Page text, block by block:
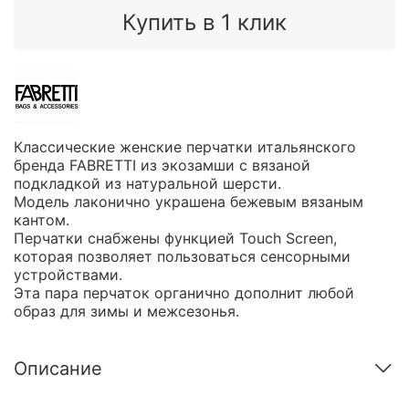
Купить в 1 клик
Классические женские перчатки итальянского
бренда FABRETTI из экозамши с вязаной
подкладкой из натуральной шерсти.
Модель лаконично украшена бежевым вязаным
кантом.
Перчатки снабжены функцией Touch Screen,
которая позволяет пользоваться сенсорными
устройствами.
Эта пара перчаток органично дополнит любой
образ для зимы и межсезонья.
Описание